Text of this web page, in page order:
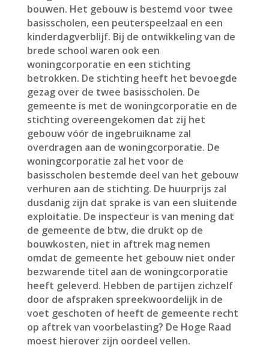
bouwen. Het gebouw is bestemd voor twee
basisscholen, een peuterspeelzaal en een
kinderdagverblijf. Bij de ontwikkeling van de
brede school waren ook een
woningcorporatie en een stichting
betrokken. De stichting heeft het bevoegde
gezag over de twee basisscholen. De
gemeente is met de woningcorporatie en de
stichting overeengekomen dat zij het
gebouw vóór de ingebruikname zal
overdragen aan de woningcorporatie. De
woningcorporatie zal het voor de
basisscholen bestemde deel van het gebouw
verhuren aan de stichting. De huurprijs zal
dusdanig zijn dat sprake is van een sluitende
exploitatie. De inspecteur is van mening dat
de gemeente de btw, die drukt op de
bouwkosten, niet in aftrek mag nemen
omdat de gemeente het gebouw niet onder
bezwarende titel aan de woningcorporatie
heeft geleverd. Hebben de partijen zichzelf
door de afspraken spreekwoordelijk in de
voet geschoten of heeft de gemeente recht
op aftrek van voorbelasting? De Hoge Raad
moest hierover zijn oordeel vellen.